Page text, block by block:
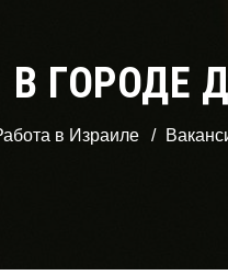
В ГОРОДЕ
в Израиле